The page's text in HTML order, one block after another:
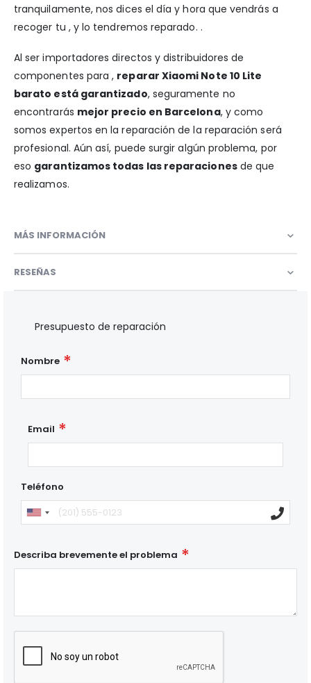
tranquilamente, nos dices el día y hora que vendrás a
recoger tu , y lo tendremos reparado. .
Al ser importadores directos y distribuidores de
componentes para , reparar Xiaomi Note 10 Lite
barato está garantizado, seguramente no
encontrarás mejor precio en Barcelona, y como
somos expertos en la reparación de la reparación será
profesional. Aún así, puede surgir algún problema, por
eso garantizamos todas las reparacionesde que
realizamos.
MÁS INFORMACIÓN
RESEÑAS
Presupuesto de reparación
Nombre
Email
Teléfono
Describa brevemente el problema